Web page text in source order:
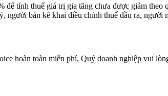
để tính thuế giá trị gia tăng chưa được giảm
bán kê khai điều chỉnh thuế đầu ra, người
hoàn toàn miễn phí, Quý doanh nghiệp vui